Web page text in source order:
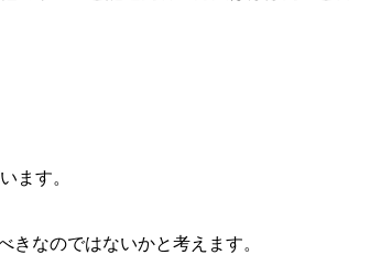
ます。
なのではないかと考えます。